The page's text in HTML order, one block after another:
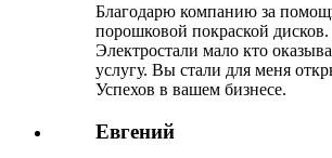
Благодарю компанию за
порошковой покраской
Электростали мало кто
услугу. Вы стали для меня
Успехов в вашем бизнесе.
Евгений